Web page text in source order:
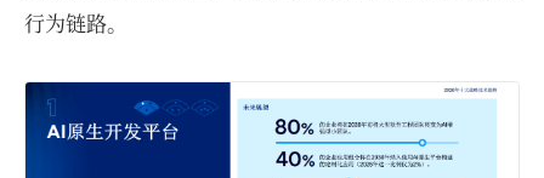
行为链路。